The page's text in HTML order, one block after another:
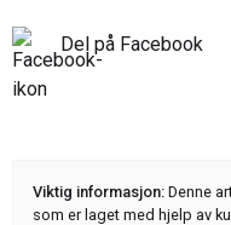
Del på Facebook
Viktig informasjon: Denne
som er laget med hjelp av